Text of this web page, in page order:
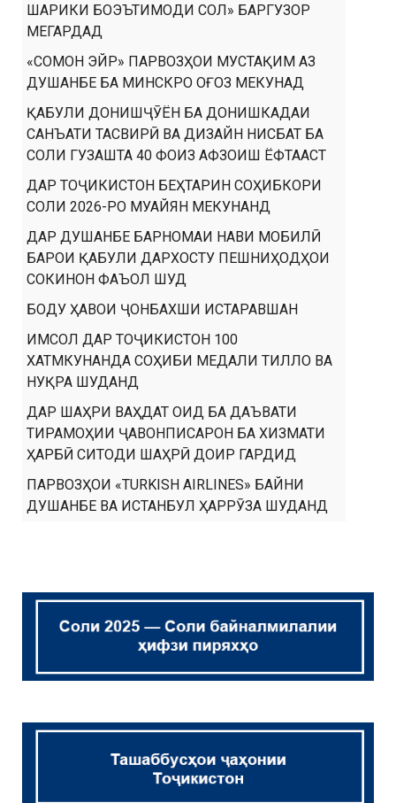
ШАРИКИ БОЭЪТИМОДИ СОЛ» БАРГУЗОР
МЕГАРДАД
«СОМОН ЭЙР» ПАРВОЗҲОИ МУСТАҚИМ АЗ
ДУШАНБЕ БА МИНСКРО ОҒОЗ МЕКУНАД
ҚАБУЛИ ДОНИШҶӮЁН БА ДОНИШКАДАИ
САНЪАТИ ТАСВИРӢ ВА ДИЗАЙН НИСБАТ БА
СОЛИ ГУЗАШТА 40 ФОИЗ АФЗОИШ ЁФТААСТ
ДАР ТОҶИКИСТОН БЕҲТАРИН СОҲИБКОРИ
СОЛИ 2026-РО МУАЙЯН МЕКУНАНД
ДАР ДУШАНБЕ БАРНОМАИ НАВИ МОБИЛӢ
БАРОИ ҚАБУЛИ ДАРХОСТУ ПЕШНИҲОДҲОИ
СОКИНОН ФАЪОЛ ШУД
БОДУ ҲАВОИ ҶОНБАХШИ ИСТАРАВШАН
ИМСОЛ ДАР ТОҶИКИСТОН 100
ХАТМКУНАНДА СОҲИБИ МЕДАЛИ ТИЛЛО ВА
НУҚРА ШУДАНД
ДАР ШАҲРИ ВАҲДАТ ОИД БА ДАЪВАТИ
ТИРАМОҲИИ ҶАВОНПИСАРОН БА ХИЗМАТИ
ҲАРБӢ СИТОДИ ШАҲРӢ ДОИР ГАРДИД
ПАРВОЗҲОИ «TURKISH AIRLINES» БАЙНИ
ДУШАНБЕ ВА ИСТАНБУЛ ҲАРРӮЗА ШУДАНД